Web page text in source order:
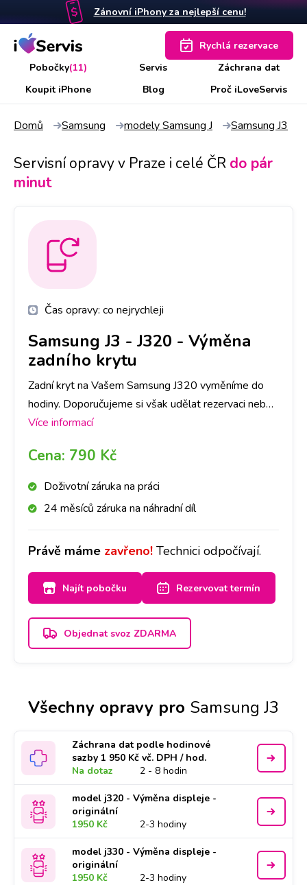
Zánovní iPhony za nejlepší cenu!
Pobočky(11) Servis
Záchrana dat
Koupit iPhone
Blog Proč iLoveServis
Rychlá rezervace
Domů Samsung modely Samsung J Samsung J3
Servisní opravy v Praze i celé ČR do pár
minut
Čas opravy: co nejrychleji
Samsung J3 - J320 - Výměna
zadního krytu
Zadní kryt na Vašem Samsung J320 vyměníme do
hodiny. Doporučujeme si však udělat rezervaci nebo
zavolat na vybranou pobočku, ať pro Vás máme
Více informací
Cena: 790 Kč
Doživotní záruka na práci
24 měsíců záruka na náhradní díl
Právě máme zavřeno! Technici odpočívají.
Najít pobočku Rezervovat termín
Objednat svoz ZDARMA
Všechny opravy pro Samsung J3
Záchrana dat podle hodinové
sazby 1 950 Kč vč. DPH / hod.
Na dotaz
2 - 8 hodin
model j320 - Výměna displeje -
originální
1950 Kč
2-3 hodiny
model j330 - Výměna displeje -
originální
1950 Kč
2-3 hodiny